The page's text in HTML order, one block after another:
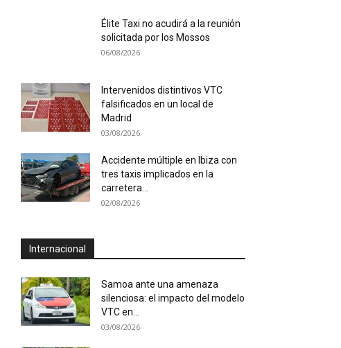
Élite Taxi no acudirá a la reunión
solicitada por los Mossos
06/08/2026
Intervenidos distintivos VTC
falsificados en un local de
Madrid
03/08/2026
Accidente múltiple en Ibiza con
tres taxis implicados en la
carretera...
02/08/2026
Internacional
Samoa ante una amenaza
silenciosa: el impacto del modelo
VTC en...
03/08/2026